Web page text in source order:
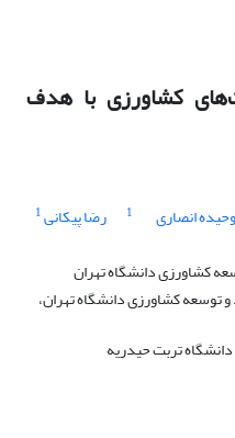
کشاورزی با هدف
وحیده انصاری 1 رضا پیکانی1
کشاورزی دانشگاه تهران
توسعه کشاورزی دانشگاه تهران،
تربت حیدریه